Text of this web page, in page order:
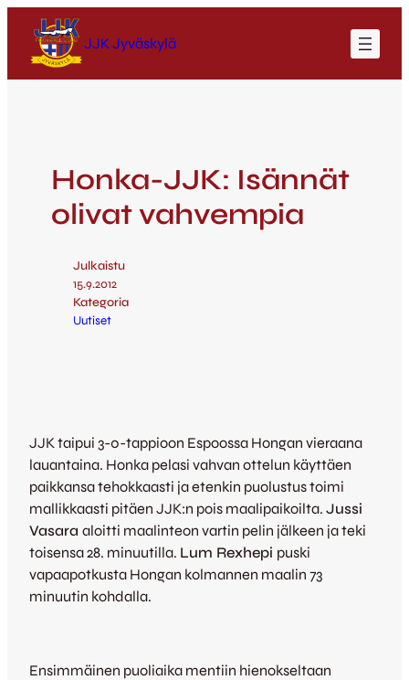
JJK Jyväskylä
Honka-JJK: Isännät
olivat vahvempia
Julkaistu
15.9.2012
Kategoria
Uutiset
JJK taipui 3-0-tappioon Espoossa Hongan vieraana
lauantaina. Honka pelasi vahvan ottelun käyttäen
paikkansa tehokkaasti ja etenkin puolustus toimi
mallikkaasti pitäen JJK:n pois maalipaikoilta. Jussi
Vasara aloitti maalinteon vartin pelin jälkeen ja teki
toisensa 28. minuutilla. Lum Rexhepi puski
vapaapotkusta Hongan kolmannen maalin 73
minuutin kohdalla.
Ensimmäinen puoliaika mentiin hienokseltaan